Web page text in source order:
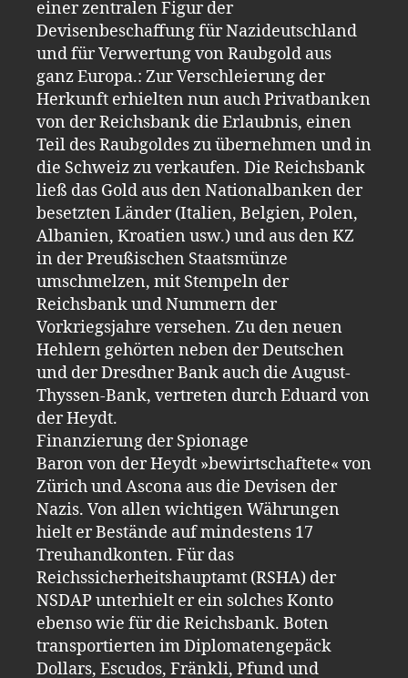
einer zentralen Figur der
Devisenbeschaffung für Nazideutschland
und für Verwertung von Raubgold aus
ganz Europa.: Zur Verschleierung der
Herkunft erhielten nun auch Privatbanken
von der Reichsbank die Erlaubnis, einen
Teil des Raubgoldes zu übernehmen und in
die Schweiz zu verkaufen. Die Reichsbank
ließ das Gold aus den Nationalbanken der
besetzten Länder (Italien, Belgien, Polen,
Albanien, Kroatien usw.) und aus den KZ
in der Preußischen Staatsmünze
umschmelzen, mit Stempeln der
Reichsbank und Nummern der
Vorkriegsjahre versehen. Zu den neuen
Hehlern gehörten neben der Deutschen
und der Dresdner Bank auch die August-
Thyssen-Bank, vertreten durch Eduard von
der Heydt.
Finanzierung der Spionage
Baron von der Heydt »bewirtschaftete« von
Zürich und Ascona aus die Devisen der
Nazis. Von allen wichtigen Währungen
hielt er Bestände auf mindestens 17
Treuhandkonten. Für das
Reichssicherheitshauptamt (RSHA) der
NSDAP unterhielt er ein solches Konto
ebenso wie für die Reichsbank. Boten
transportierten im Diplomatengepäck
Dollars, Escudos, Fränkli, Pfund und